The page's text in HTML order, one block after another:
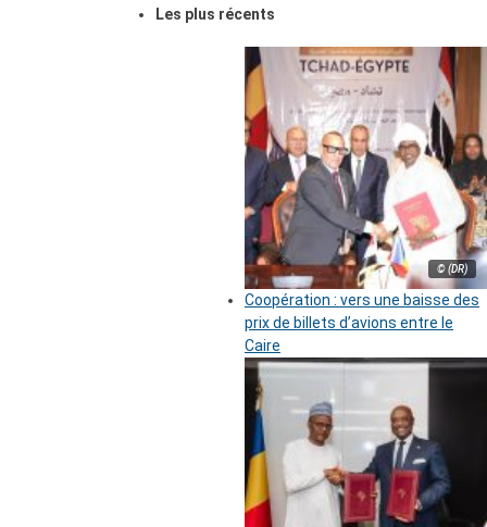
Les plus récents
© (DR)
Coopération : vers une baisse des
prix de billets d’avions entre le
Caire